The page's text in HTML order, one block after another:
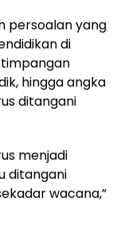
persoalan yang
di
hingga angka
ditangani
menjadi
ditangani
wacana,”